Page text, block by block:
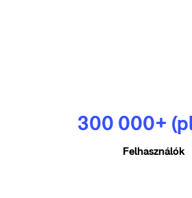
300 000+
Felhasználók